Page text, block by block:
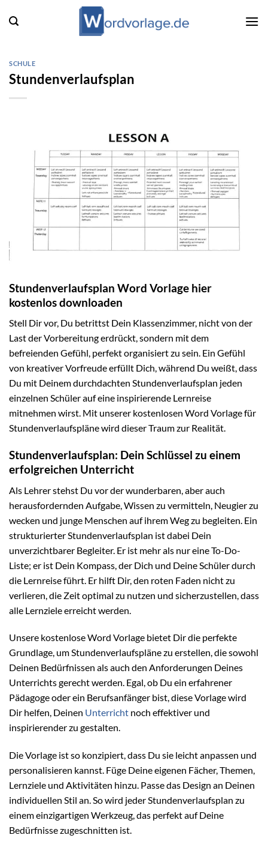
Inhalt
SCHULE
Stundenverlaufsplan
Stundenverlaufsplan Word Vorlage hier
kostenlos downloaden
Stell Dir vor, Du betrittst Dein Klassenzimmer, nicht von der
Last der Vorbereitung erdrückt, sondern mit dem
befreienden Gefühl, perfekt organisiert zu sein. Ein Gefühl
von kreativer Vorfreude erfüllt Dich, während Du weißt, dass
Du mit Deinem durchdachten Stundenverlaufsplan jeden
einzelnen Schüler auf eine inspirierende Lernreise
mitnehmen wirst. Mit unserer kostenlosen Word Vorlage für
Stundenverlaufspläne wird dieser Traum zur Realität.
Stundenverlaufsplan: Dein Schlüssel zu einem
erfolgreichen Unterricht
Als Lehrer stehst Du vor der wunderbaren, aber auch
herausfordernden Aufgabe, Wissen zu vermitteln, Neugier zu
wecken und junge Menschen auf ihrem Weg zu begleiten. Ein
strukturierter Stundenverlaufsplan ist dabei Dein
unverzichtbarer Begleiter. Er ist mehr als nur eine To-Do-
Liste; er ist Dein Kompass, der Dich und Deine Schüler durch
die Lernreise führt. Er hilft Dir, den roten Faden nicht zu
verlieren, die Zeit optimal zu nutzen und sicherzustellen, dass
alle Lernziele erreicht werden.
Unsere kostenlose Word Vorlage bietet Dir die perfekte
Grundlage, um Stundenverlaufspläne zu erstellen, die sowohl
Deinen Bedürfnissen als auch den Anforderungen Deines
Unterrichts gerecht werden. Egal, ob Du ein erfahrener
Pädagoge oder ein Berufsanfänger bist, diese Vorlage wird
Dir helfen, Deinen Unterricht noch effektiver und
inspirierender zu gestalten.
Die Vorlage ist so konzipiert, dass Du sie leicht anpassen und
personalisieren kannst. Füge Deine eigenen Fächer, Themen,
Lernziele und Aktivitäten hinzu. Passe das Design an Deinen
individuellen Stil an. So wird jeder Stundenverlaufsplan zu
einem einzigartigen Werkzeug, das perfekt auf Deine
Bedürfnisse zugeschnitten ist.